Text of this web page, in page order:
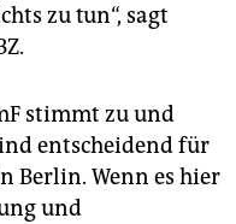
zu tun“, sagt
stimmt zu und
entscheidend für
Berlin. Wenn es hier
und